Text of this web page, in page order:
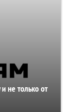
не только от